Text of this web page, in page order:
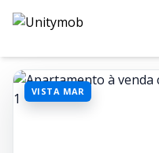
VISTA MAR